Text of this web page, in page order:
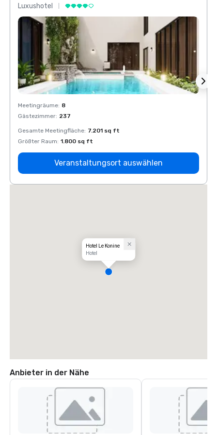
Luxushotel
Meetingräume: 8
Gästezimmer: 237
Gesamte Meetingfläche: 7.201 sq ft
Größter Raum: 1.800 sq ft
Veranstaltungsort auswählen
Hotel Le Konine
Hotel
Anbieter in der Nähe